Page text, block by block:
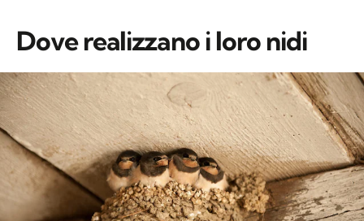
Dove realizzano i loro nidi